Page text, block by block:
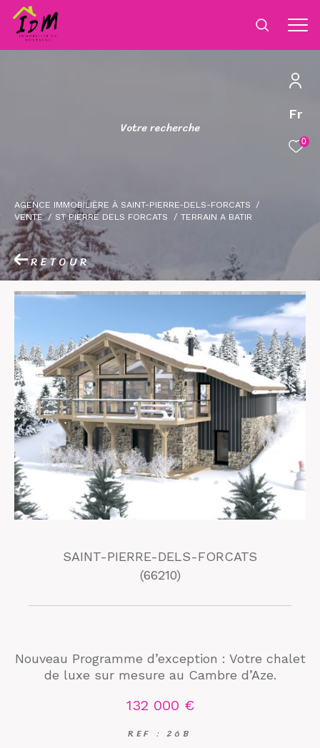
Fr
0
Votrerecherche
AGENCE IMMOBILIÈRE À SAINT-PIERRE-DELS-FORCATS
VENTE
ST PIERRE DELS FORCATS TERRAIN A BATIR
RETOUR
SAINT-PIERRE-DELS-FORCATS
(66210)
Nouveau Programme d’exception : Votre chalet
de luxe sur mesure au Cambre d’Aze.
132 000 €
REF : 26B